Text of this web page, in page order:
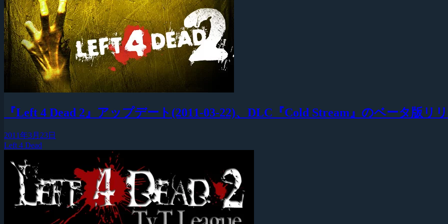
『Left 4 Dead 2』アップデート(2011-03-22)、DLC『Cold Stream』のベータ版リ
2011年3月23日
Left 4 Dead